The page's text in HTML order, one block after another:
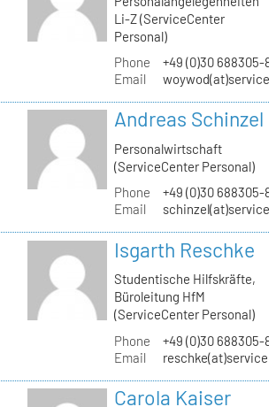
Li-Z (ServiceCenter
Personal)
Phone
+49 (0)30 688305-
Email
Andreas Schinzel
Personalwirtschaft
(ServiceCenter Personal)
Phone
+49 (0)30 688305-
Email
Isgarth Reschke
Studentische Hilfskräfte,
Büroleitung HfM
(ServiceCenter Personal)
Phone
+49 (0)30 688305-
Email
Carola Kaiser